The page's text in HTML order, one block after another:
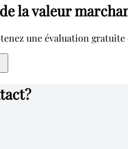
la valeur
une évaluation